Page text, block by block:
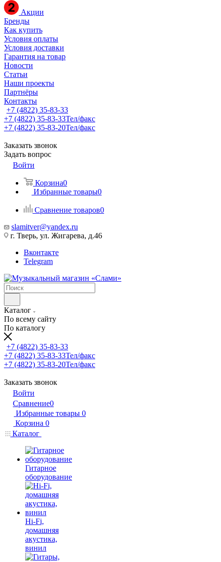
Акции
Бренды
Как купить
Условия оплаты
Условия доставки
Гарантия на товар
Новости
Статьи
Наши проекты
Партнёры
Контакты
+7 (4822) 35-83-33
+7 (4822) 35-83-33Тел/факс
+7 (4822) 35-83-20Тел/факс
Заказать звонок
Задать вопрос
Войти
Корзина0
Избранные товары0
Сравнение товаров0
slamitver@yandex.ru
г. Тверь, ул. Жигарева, д.46
Вконтакте
Telegram
Каталог
По всему сайту
По каталогу
+7 (4822) 35-83-33
+7 (4822) 35-83-33Тел/факс
+7 (4822) 35-83-20Тел/факс
Заказать звонок
Войти
Сравнение0
Избранные товары 0
Корзина 0
Каталог
Гитарное
оборудование
Hi-Fi,
домашняя
акустика,
винил